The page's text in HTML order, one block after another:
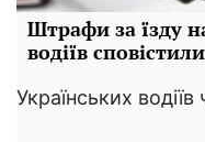
Штрафи за їзду
водіїв
Українських